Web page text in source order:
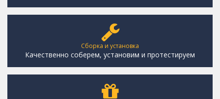
Сборка и установка
Качественно соберем, установим и протестируем